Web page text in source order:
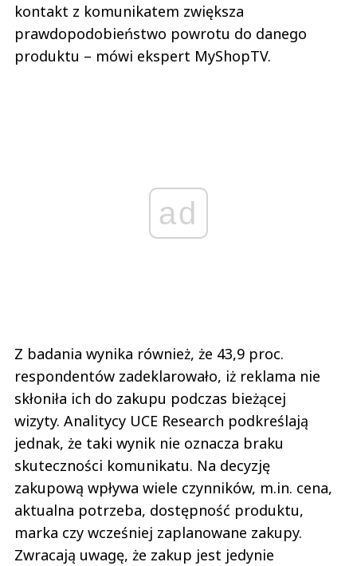
kontakt z komunikatem zwiększa
prawdopodobieństwo powrotu do danego
produktu – mówi ekspert MyShopTV.
ad
Z badania wynika również, że 43,9 proc.
respondentów zadeklarowało, iż reklama nie
skłoniła ich do zakupu podczas bieżącej
wizyty. Analitycy UCE Research podkreślają
jednak, że taki wynik nie oznacza braku
skuteczności komunikatu. Na decyzję
zakupową wpływa wiele czynników, m.in. cena,
aktualna potrzeba, dostępność produktu,
marka czy wcześniej zaplanowane zakupy.
Zwracają uwagę, że zakup jest jedynie